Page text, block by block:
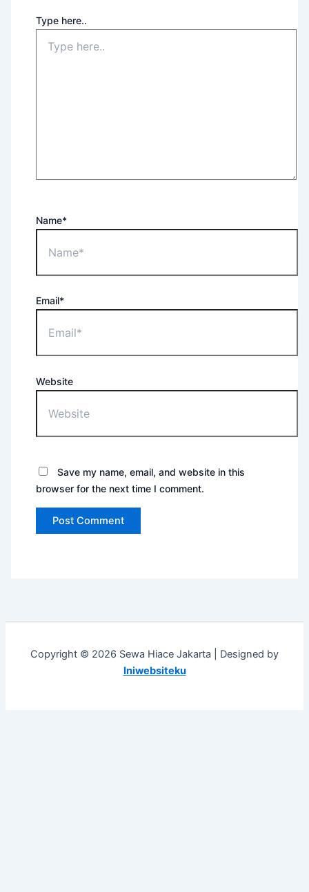
Type here..
Name*
Email*
Website
Save my name, email, and website in this
browser for the next time I comment.
Copyright © 2026 Sewa Hiace Jakarta | Designed by
Iniwebsiteku